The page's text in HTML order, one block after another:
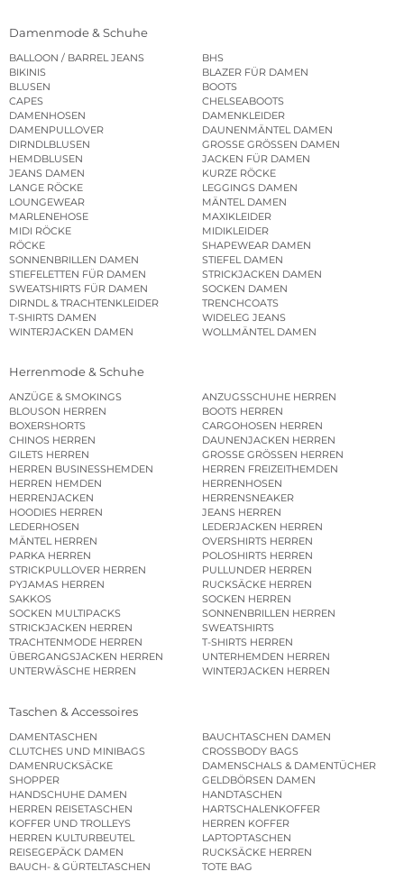
Damenmode & Schuhe
BALLOON / BARREL JEANS
BHS
BIKINIS
BLAZER FÜR DAMEN
BLUSEN
BOOTS
CAPES
CHELSEABOOTS
DAMENHOSEN
DAMENKLEIDER
DAMENPULLOVER
DAUNENMÄNTEL DAMEN
DIRNDLBLUSEN
GROSSE GRÖSSEN DAMEN
HEMDBLUSEN
JACKEN FÜR DAMEN
JEANS DAMEN
KURZE RÖCKE
LANGE RÖCKE
LEGGINGS DAMEN
LOUNGEWEAR
MÄNTEL DAMEN
MARLENEHOSE
MAXIKLEIDER
MIDI RÖCKE
MIDIKLEIDER
RÖCKE
SHAPEWEAR DAMEN
SONNENBRILLEN DAMEN
STIEFEL DAMEN
STIEFELETTEN FÜR DAMEN
STRICKJACKEN DAMEN
SWEATSHIRTS FÜR DAMEN
SOCKEN DAMEN
DIRNDL & TRACHTENKLEIDER
TRENCHCOATS
T-SHIRTS DAMEN
WIDELEG JEANS
WINTERJACKEN DAMEN
WOLLMÄNTEL DAMEN
Herrenmode & Schuhe
ANZÜGE & SMOKINGS
ANZUGSSCHUHE HERREN
BLOUSON HERREN
BOOTS HERREN
BOXERSHORTS
CARGOHOSEN HERREN
CHINOS HERREN
DAUNENJACKEN HERREN
GILETS HERREN
GROSSE GRÖSSEN HERREN
HERREN BUSINESSHEMDEN
HERREN FREIZEITHEMDEN
HERREN HEMDEN
HERRENHOSEN
HERRENJACKEN
HERRENSNEAKER
HOODIES HERREN
JEANS HERREN
LEDERHOSEN
LEDERJACKEN HERREN
MÄNTEL HERREN
OVERSHIRTS HERREN
PARKA HERREN
POLOSHIRTS HERREN
STRICKPULLOVER HERREN
PULLUNDER HERREN
PYJAMAS HERREN
RUCKSÄCKE HERREN
SAKKOS
SOCKEN HERREN
SOCKEN MULTIPACKS
SONNENBRILLEN HERREN
STRICKJACKEN HERREN
SWEATSHIRTS
TRACHTENMODE HERREN
T-SHIRTS HERREN
ÜBERGANGSJACKEN HERREN
UNTERHEMDEN HERREN
UNTERWÄSCHE HERREN
WINTERJACKEN HERREN
Taschen & Accessoires
DAMENTASCHEN
BAUCHTASCHEN DAMEN
CLUTCHES UND MINIBAGS
CROSSBODY BAGS
DAMENRUCKSÄCKE
DAMENSCHALS & DAMENTÜCHER
SHOPPER
GELDBÖRSEN DAMEN
HANDSCHUHE DAMEN
HANDTASCHEN
HERREN REISETASCHEN
HARTSCHALENKOFFER
KOFFER UND TROLLEYS
HERREN KOFFER
HERREN KULTURBEUTEL
LAPTOPTASCHEN
REISEGEPÄCK DAMEN
RUCKSÄCKE HERREN
BAUCH- & GÜRTELTASCHEN
TOTE BAG